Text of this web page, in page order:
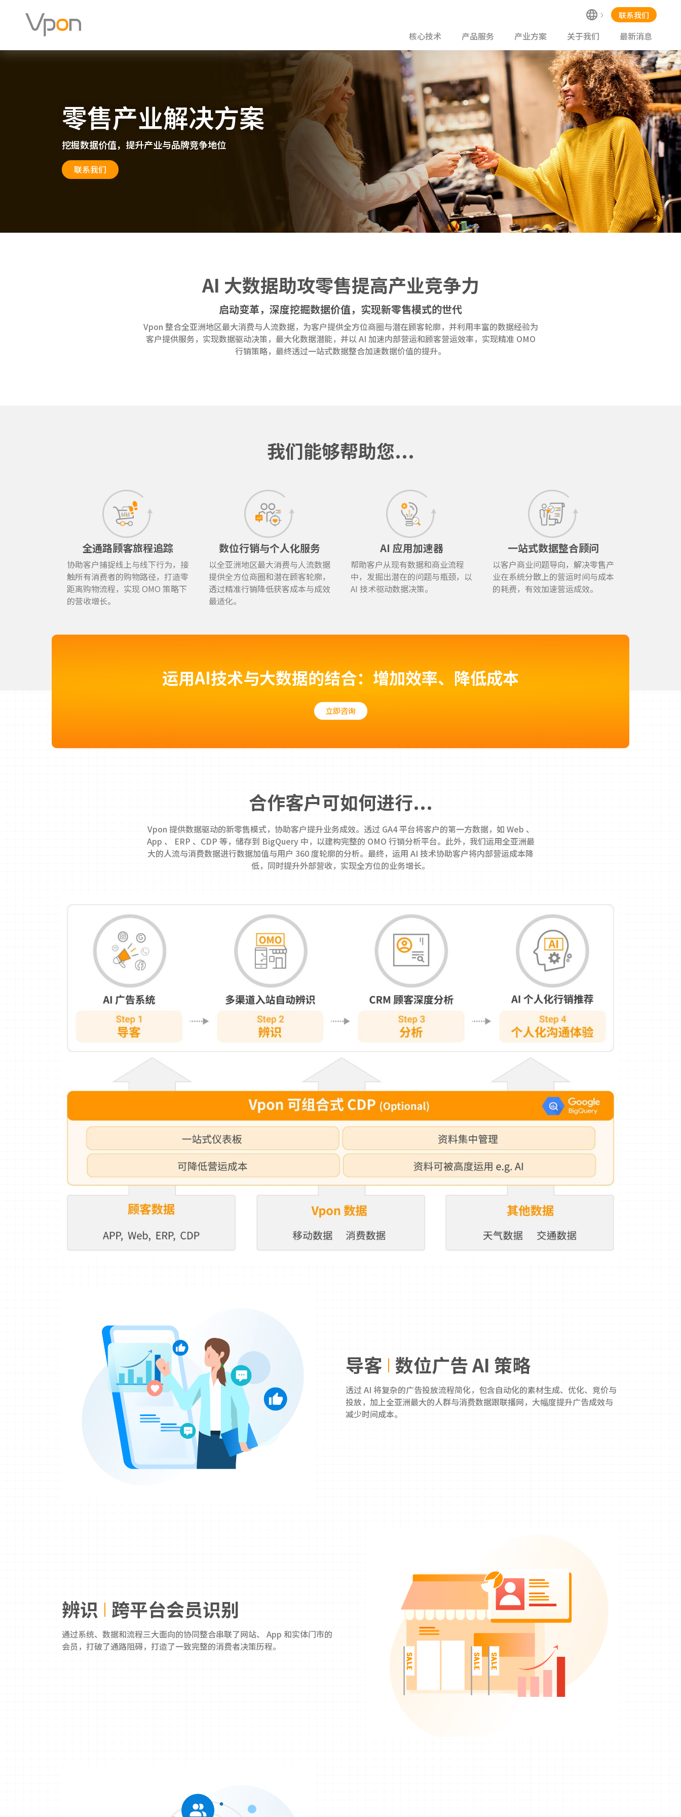
联系我们
核心技术 产品服务 产业方案 关于我们 最新消息
零售产业解决方案
挖掘数据价值，提升产业与品牌竞争地位
联系我们
AI 大数据助攻零售提高产业竞争力
启动变革，深度挖掘数据价值，实现新零售模式的世代
Vpon 整合全亚洲地区最大消费与人流数据，为客户提供全方位商圈与潜在顾客轮廓，并利用丰富的数据经验为
客户提供服务，实现数据驱动决策，最大化数据潜能，并以 AI 加速内部营运和顾客营运效率，实现精准 OMO
行销策略，最终透过一站式数据整合加速数据价值的提升。
我们能够帮助您...
全通路顾客旅程追踪
协助客户捕捉线上与线下行为，接
触所有消费者的购物路径，打造零
距离购物流程，实现 OMO 策略下
的营收增长。
数位行销与个人化服务
以全亚洲地区最大消费与人流数据
提供全方位商圈和潜在顾客轮廓，
透过精准行销降低获客成本与成效
最适化。
AI 应用加速器
帮助客户从现有数据和商业流程
中，发掘出潜在的问题与瓶颈，以
AI 技术驱动数据决策。
一站式数据整合顾问
以客户商业问题导向，解决零售产
业在系统分散上的营运时间与成本
的耗费，有效加速营运成效。
运用AI技术与大数据的结合：增加效率、降低成本
立即咨询
合作客户可如何进行...
Vpon 提供数据驱动的新零售模式，协助客户提升业务成效。透过 GA4 平台将客户的第一方数据，如 Web 、
App 、 ERP 、CDP 等，储存到 BigQuery 中，以建构完整的 OMO 行销分析平台。此外，我们运用全亚洲最
大的人流与消费数据进行数据加值与用户 360 度轮廓的分析。最终，运用 AI 技术协助客户将内部营运成本降
低，同时提升外部营收，实现全方位的业务增长。
导客 数位广告 AI 策略
透过 AI 将复杂的广告投放流程简化，包含自动化的素材生成、优化、竞价与
投放，加上全亚洲最大的人群与消费数据跟联播网，大幅度提升广告成效与
减少时间成本。
辨识 跨平台会员识别
通过系统、数据和流程三大面向的协同整合串联了网站、 App 和实体门市的
会员，打破了通路阻碍，打造了一致完整的消费者决策历程。